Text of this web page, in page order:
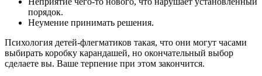
порядок.
Неумение принимать решения.
Психология детей-флегматиков такая, что они могут часами
выбирать коробку карандашей, но окончательный выбор
сделаете вы. Ваше терпение при этом закончится.